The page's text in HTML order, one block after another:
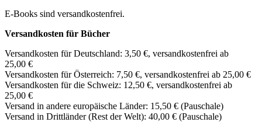
E-Books sind versandkostenfrei.
Versandkosten für Bücher
Versandkosten für Deutschland: 3,50 €, versandkostenfrei ab
25,00 €
Versandkosten für Österreich: 7,50 €, versandkostenfrei ab 25,00 €
Versandkosten für die Schweiz: 12,50 €, versandkostenfrei ab
25,00 €
Versand in andere europäische Länder: 15,50 € (Pauschale)
Versand in Drittländer (Rest der Welt): 40,00 € (Pauschale)